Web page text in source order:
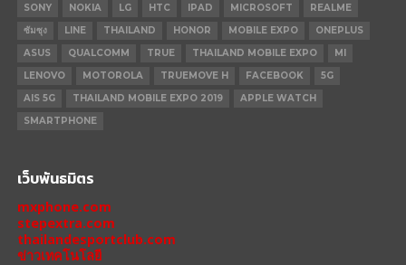
SONY
NOKIA LG HTC IPAD MICROSOFT
REALME
ซัมซุง
LINE THAILAND HONOR MOBILE EXPO
ONEPLUS
ASUS
QUALCOMM TRUE THAILAND MOBILE EXPO
MI
LENOVO
MOTOROLA TRUEMOVE H FACEBOOK
5G
AIS 5G
THAILAND MOBILE EXPO 2019
APPLE WATCH
SMARTPHONE
เว็บพันธมิตร
mxphone.com
stepextra.com
thailandesportclub.com
ข่าวเทคโนโลยี